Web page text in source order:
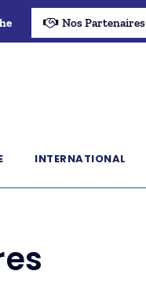
Nos Partenaires
INTERNATIONAL